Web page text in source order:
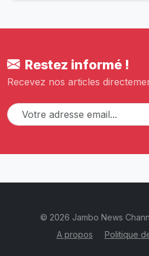
Restez informé !
Recevez nos articles
© 2026 Jambo News
A propos
Politique